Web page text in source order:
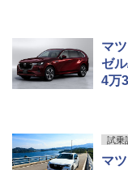
マ
ゼ
4万
試乗
マ